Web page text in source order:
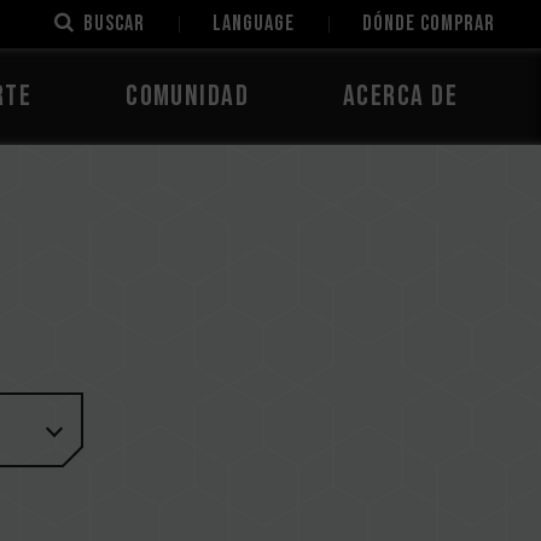
Buscar LANGUAGE Dónde comprar
Comunidad Acerca de